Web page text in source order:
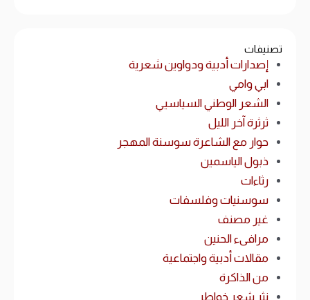
تصنيفات
إصدارات أدبية ودواوين شعرية
ابي وامي
الشعر الوطني السياسيي
ثرثرة آخر الليل
حوار مع الشاعرة سوسنة المهجر
ذبول الياسمين
رثاءات
سوسنيات وفلسفات
غير مصنف
مرافىء الحنين
مقالات أدبية واجتماعية
من الذاكرة
نثر شعر خواطر